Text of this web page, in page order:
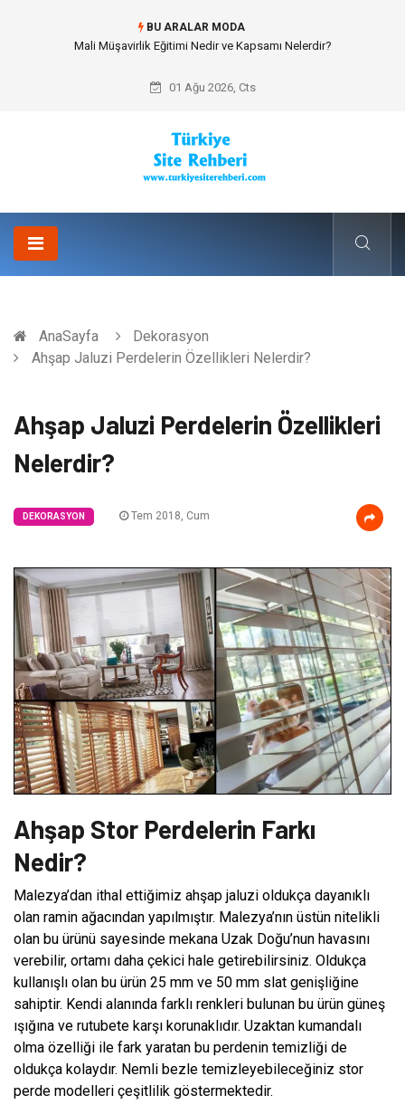
BU ARALAR MODA
Mali Müşavirlik Eğitimi Nedir ve Kapsamı Nelerdir?
01 Ağu 2026, Cts
AnaSayfa
Dekorasyon
Ahşap Jaluzi Perdelerin Özellikleri Nelerdir?
Ahşap Jaluzi Perdelerin Özellikleri
Nelerdir?
DEKORASYON Tem 2018, Cum
Ahşap Stor Perdelerin Farkı
Nedir?
Malezya’dan ithal ettiğimiz ahşap jaluzi oldukça dayanıklı
olan ramin ağacından yapılmıştır. Malezya’nın üstün nitelikli
olan bu ürünü sayesinde mekana Uzak Doğu’nun havasını
verebilir, ortamı daha çekici hale getirebilirsiniz. Oldukça
kullanışlı olan bu ürün 25 mm ve 50 mm slat genişliğine
sahiptir. Kendi alanında farklı renkleri bulunan bu ürün güneş
ışığına ve rutubete karşı korunaklıdır. Uzaktan kumandalı
olma özelliği ile fark yaratan bu perdenin temizliği de
oldukça kolaydır. Nemli bezle temizleyebileceğiniz stor
perde modelleri çeşitlilik göstermektedir.